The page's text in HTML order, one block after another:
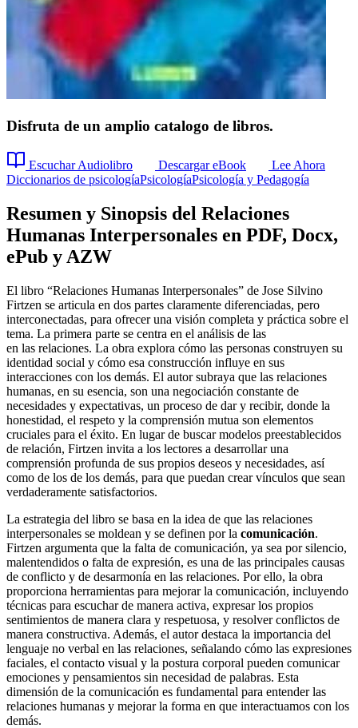
Disfruta de un amplio catalogo de libros.
Escuchar Audiolibro Descargar eBook
Lee Ahora
Diccionarios de psicologíaPsicologíaPsicología y Pedagogía
Resumen y Sinopsis del Relaciones
Humanas Interpersonales en PDF, Docx,
ePub y AZW
El libro “Relaciones Humanas Interpersonales” de Jose Silvino
Firtzen se articula en dos partes claramente diferenciadas, pero
interconectadas, para ofrecer una visión completa y práctica sobre el
tema. La primera parte se centra en el análisis de las
en las relaciones. La obra explora cómo las personas construyen su
identidad social y cómo esa construcción influye en sus
interacciones con los demás. El autor subraya que las relaciones
humanas, en su esencia, son una negociación constante de
necesidades y expectativas, un proceso de dar y recibir, donde la
honestidad, el respeto y la comprensión mutua son elementos
cruciales para el éxito. En lugar de buscar modelos preestablecidos
de relación, Firtzen invita a los lectores a desarrollar una
comprensión profunda de sus propios deseos y necesidades, así
como de los de los demás, para que puedan crear vínculos que sean
verdaderamente satisfactorios.
La estrategia del libro se basa en la idea de que las relaciones
interpersonales se moldean y se definen por la comunicación.
Firtzen argumenta que la falta de comunicación, ya sea por silencio,
malentendidos o falta de expresión, es una de las principales causas
de conflicto y de desarmonía en las relaciones. Por ello, la obra
proporciona herramientas para mejorar la comunicación, incluyendo
técnicas para escuchar de manera activa, expresar los propios
sentimientos de manera clara y respetuosa, y resolver conflictos de
manera constructiva. Además, el autor destaca la importancia del
lenguaje no verbal en las relaciones, señalando cómo las expresiones
faciales, el contacto visual y la postura corporal pueden comunicar
emociones y pensamientos sin necesidad de palabras. Esta
dimensión de la comunicación es fundamental para entender las
relaciones humanas y mejorar la forma en que interactuamos con los
demás.